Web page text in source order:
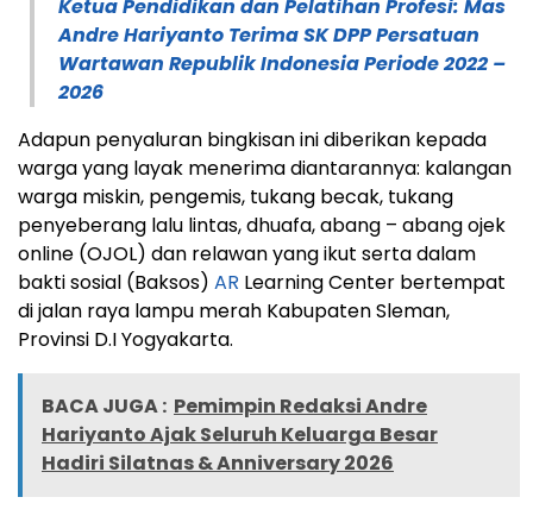
Ketua Pendidikan dan Pelatihan Profesi: Mas
Andre Hariyanto Terima SK DPP Persatuan
Wartawan Republik Indonesia Periode 2022 –
2026
Adapun penyaluran bingkisan ini diberikan kepada
warga yang layak menerima diantarannya: kalangan
warga miskin, pengemis, tukang becak, tukang
penyeberang lalu lintas, dhuafa, abang – abang ojek
online (OJOL) dan relawan yang ikut serta dalam
bakti sosial (Baksos) AR Learning Center bertempat
di jalan raya lampu merah Kabupaten Sleman,
Provinsi D.I Yogyakarta.
BACA JUGA : Pemimpin Redaksi Andre
Hariyanto Ajak Seluruh Keluarga Besar
Hadiri Silatnas & Anniversary 2026